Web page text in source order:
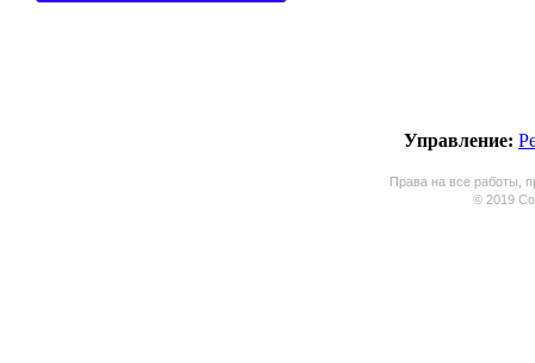
Управление:
Права на все работы,
© 2019